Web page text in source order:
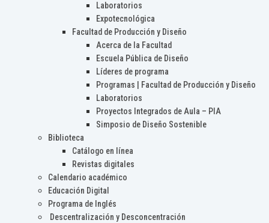
Laboratorios
Expotecnológica
Facultad de Producción y Diseño
Acerca de la Facultad
Escuela Pública de Diseño
Líderes de programa
Programas | Facultad de Producción y Diseño
Laboratorios
Proyectos Integrados de Aula – PIA
Simposio de Diseño Sostenible
Biblioteca
Catálogo en línea
Revistas digitales
Calendario académico
Educación Digital
Programa de Inglés
Descentralización y Desconcentración